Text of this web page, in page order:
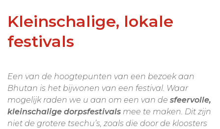
Kleinschalige, lokale
festivals
Een van de hoogtepunten van een bezoek aan
Bhutan is het bijwonen van een festival. Waar
mogelijk raden we u aan om een van de sfeervolle,
kleinschalige dorpsfestivals mee te maken. Dit zijn
niet de grotere tsechu’s, zoals die door de kloosters